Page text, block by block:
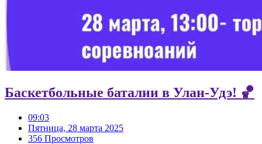
Баскетбольные баталии в Улан-Удэ! 🏀
09:03
Пятница, 28 марта 2025
356 Просмотров